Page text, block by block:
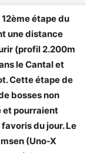
étape du
une distance
(profil 2.200m
le Cantal et
Cette étape de
bosses non
et pourraient
du jour. Le
(Uno-X